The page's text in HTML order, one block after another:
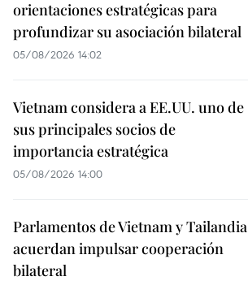
orientaciones estratégicas para
profundizar su asociación bilateral
05/08/2026 14:02
Vietnam considera a EE.UU. uno de
sus principales socios de
importancia estratégica
05/08/2026 14:00
Parlamentos de Vietnam y Tailandia
acuerdan impulsar cooperación
bilateral